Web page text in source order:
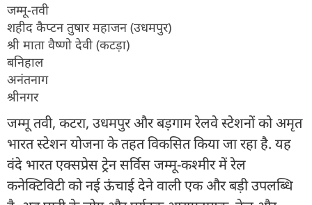
जम्मू-तवी
शहीद कैप्टन तुषार महाजन (उधमपुर)
श्री माता वैष्णो देवी (कटड़ा)
बनिहाल
अनंतनाग
श्रीनगर
जम्मू तवी, कटरा, उधमपुर और बड़गाम रेलवे स्टेशनों को अमृत
भारत स्टेशन योजना के तहत विकसित किया जा रहा है. यह
वंदे भारत एक्सप्रेस ट्रेन सर्विस जम्मू-कश्मीर में रेल
कनेक्टिविटी को नई ऊंचाई देने वाली एक और बड़ी उपलब्धि